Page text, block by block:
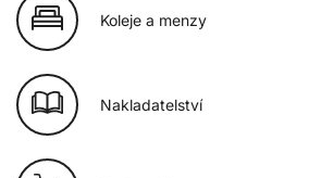
Koleje a menzy
Nakladatelství